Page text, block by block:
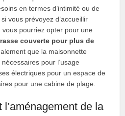
en termes d’intimité ou de
vous prévoyez d’accueillir
pourriez opter pour une
couverte pour plus de
que la maisonnette
pour l’usage
électriques pour un espace de
pour une cabine de plage.
de la